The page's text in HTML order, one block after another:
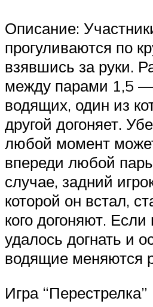
Описание:
прогуливаются по
взявшись за руки.
между парами 1,5
водящих, один из
другой догоняет.
любой момент
впереди любой
случае, задний
которой он встал,
кого догоняют.
удалось догнать и
водящие меняются
Игра “Перестрелка”